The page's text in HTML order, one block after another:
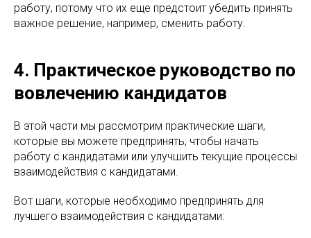
работу, потому что их еще предстоит убедить принять
важное решение, например, сменить работу.
4. Практическое руководство по
вовлечению кандидатов
В этой части мы рассмотрим практические шаги,
которые вы можете предпринять, чтобы начать
работу с кандидатами или улучшить текущие процессы
взаимодействия с кандидатами.
Вот шаги, которые необходимо предпринять для
лучшего взаимодействия с кандидатами: